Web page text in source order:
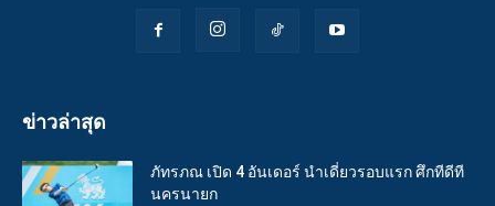
ข่าวล่าสุด
ภัทรภณ เปิด 4 อันเดอร์ นำเดี่ยวรอบแรก ศึกทีดีที
นครนายก